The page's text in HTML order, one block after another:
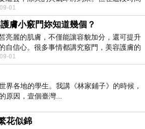
是呈現...
01
膚小竅門妳知道幾個？
亮麗的肌膚，不僅能讓容貌加分，還可提升
自信心。很多事情都講究竅門，美容護膚的
不少，...
01
界各地的學生。我講《林家鋪子》的時候，
原因，壹個臺灣...
花似錦